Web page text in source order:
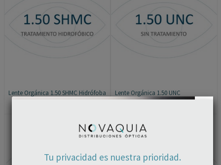
Lente Orgánica 1.50 SHMC Hidrófoba Lente Orgánica 1.50 UNC
Tu privacidad es nuestra prioridad.